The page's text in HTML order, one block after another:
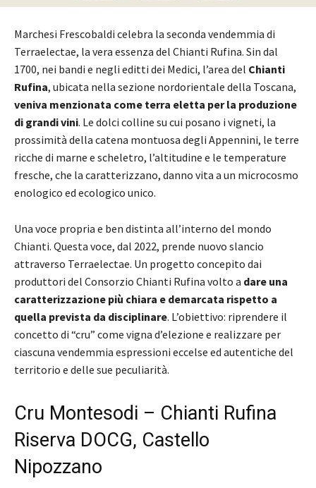
Marchesi Frescobaldi celebra la seconda vendemmia di
Terraelectae, la vera essenza del Chianti Rufina. Sin dal
1700, nei bandi e negli editti dei Medici, l’area del Chianti
Rufina, ubicata nella sezione nordorientale della Toscana,
veniva menzionata come terra eletta per la produzione
di grandi vini. Le dolci colline su cui posano i vigneti, la
prossimità della catena montuosa degli Appennini, le terre
ricche di marne e scheletro, l’altitudine e le temperature
fresche, che la caratterizzano, danno vita a un microcosmo
enologico ed ecologico unico.
Una voce propria e ben distinta all’interno del mondo
Chianti. Questa voce, dal 2022, prende nuovo slancio
attraverso Terraelectae. Un progetto concepito dai
produttori del Consorzio Chianti Rufina volto a dare una
caratterizzazione più chiara e demarcata rispetto a
quella prevista da disciplinare. L’obiettivo: riprendere il
concetto di “cru” come vigna d’elezione e realizzare per
ciascuna vendemmia espressioni eccelse ed autentiche del
territorio e delle sue peculiarità.
Cru Montesodi – Chianti Rufina
Riserva DOCG, Castello
Nipozzano